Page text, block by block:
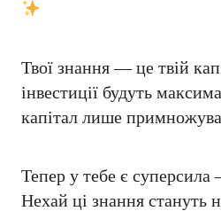
Твої знання — це твій
інвестиції будуть
капітал лише
Тепер у тебе є
Нехай ці знання стануть